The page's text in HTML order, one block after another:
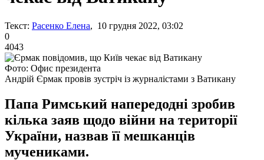
Текст: Расенко Елена, 10 грудня 2022, 03:02
0
4043
Фото: Офис президента
Андрій Єрмак провів зустріч із журналістами з Ватикану
Папа Римський напередодні зробив
кілька заяв щодо війни на території
України, назвав її мешканців
мучениками.